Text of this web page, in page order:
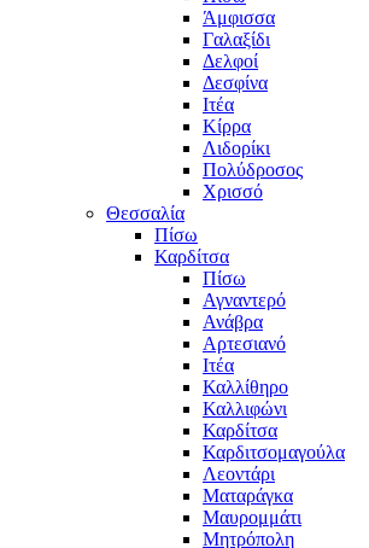
Άμφισσα
Γαλαξίδι
Δελφοί
Δεσφίνα
Ιτέα
Κίρρα
Λιδορίκι
Πολύδροσος
Χρισσό
Θεσσαλία
Πίσω
Καρδίτσα
Πίσω
Αγναντερό
Ανάβρα
Αρτεσιανό
Ιτέα
Καλλίθηρο
Καλλιφώνι
Καρδίτσα
Καρδιτσομαγούλα
Λεοντάρι
Ματαράγκα
Μαυρομμάτι
Μητρόπολη